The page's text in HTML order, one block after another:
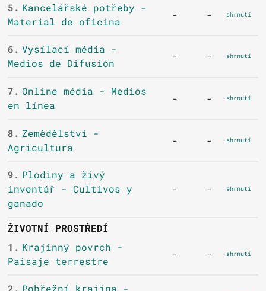
5. Kancelářské potřeby -
Material de oficina
- - shrnutí
6. Vysílací média -
Medios de Difusión
- - shrnutí
7. Online média - Medios
en línea
- - shrnutí
8. Zemědělství -
Agricultura
- - shrnutí
9. Plodiny a živý
inventář - Cultivos y
ganado
- - shrnutí
ŽIVOTNÍ PROSTŘEDÍ
1. Krajinný povrch -
Paisaje terrestre
- - shrnutí
2. Pobřežní krajina -